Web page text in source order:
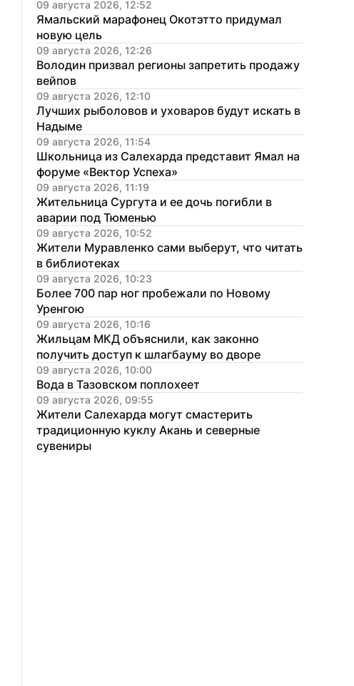
09 августа 2026, 12:52
Ямальский марафонец Окотэтто придумал
новую цель
09 августа 2026, 12:26
Володин призвал регионы запретить продажу
вейпов
09 августа 2026, 12:10
Лучших рыболовов и уховаров будут искать в
Надыме
09 августа 2026, 11:54
Школьница из Салехарда представит Ямал на
форуме «Вектор Успеха»
09 августа 2026, 11:19
Жительница Сургута и ее дочь погибли в
аварии под Тюменью
09 августа 2026, 10:52
Жители Муравленко сами выберут, что читать
в библиотеках
09 августа 2026, 10:23
Более 700 пар ног пробежали по Новому
Уренгою
09 августа 2026, 10:16
Жильцам МКД объяснили, как законно
получить доступ к шлагбауму во дворе
09 августа 2026, 10:00
Вода в Тазовском поплохеет
09 августа 2026, 09:55
Жители Салехарда могут смастерить
традиционную куклу Акань и северные
сувениры